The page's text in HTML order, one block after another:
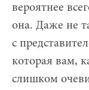
вероятнее
она. Даже не
с
которая вам,
слишком